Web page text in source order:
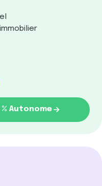
Autonome